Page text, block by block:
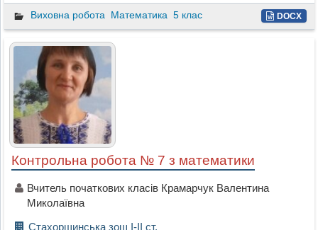
Виховна робота Математика 5 клас DOCX
Контрольна робота № 7 з математики
Вчитель початкових класів Крамарчук Валентина
Миколаївна
Стахорщинська зош І-ІІ ст.